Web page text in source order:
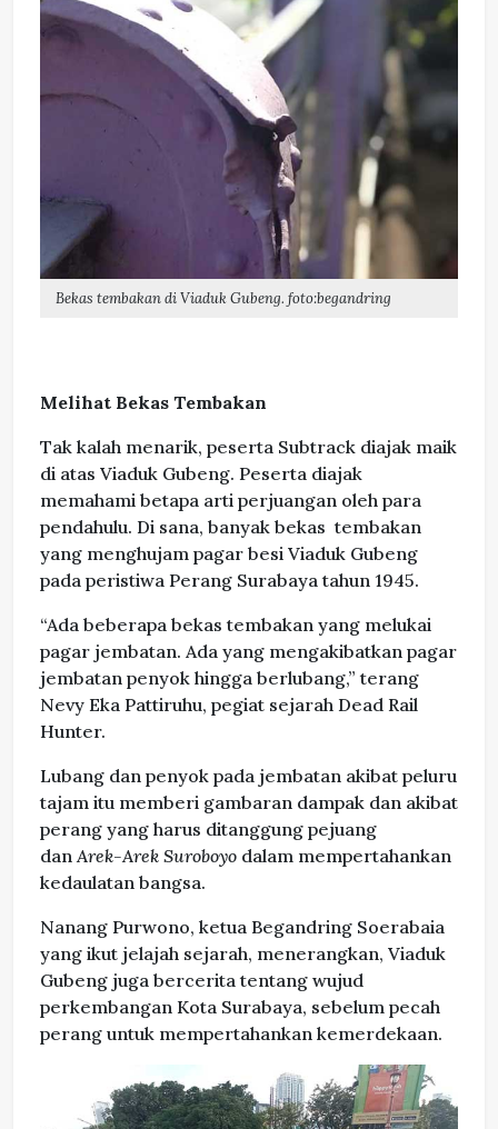
Bekas tembakan di Viaduk Gubeng. foto:begandring
Melihat Bekas Tembakan
Tak kalah menarik, peserta Subtrack diajak maik
di atas Viaduk Gubeng. Peserta diajak
memahami betapa arti perjuangan oleh para
pendahulu. Di sana, banyak bekas tembakan
yang menghujam pagar besi Viaduk Gubeng
pada peristiwa Perang Surabaya tahun 1945.
“Ada beberapa bekas tembakan yang melukai
pagar jembatan. Ada yang mengakibatkan pagar
jembatan penyok hingga berlubang,” terang
Nevy Eka Pattiruhu, pegiat sejarah Dead Rail
Hunter.
Lubang dan penyok pada jembatan akibat peluru
tajam itu memberi gambaran dampak dan akibat
perang yang harus ditanggung pejuang
danArek-Arek Suroboyo dalam mempertahankan
kedaulatan bangsa.
Nanang Purwono, ketua Begandring Soerabaia
yang ikut jelajah sejarah, menerangkan, Viaduk
Gubeng juga bercerita tentang wujud
perkembangan Kota Surabaya, sebelum pecah
perang untuk mempertahankan kemerdekaan.